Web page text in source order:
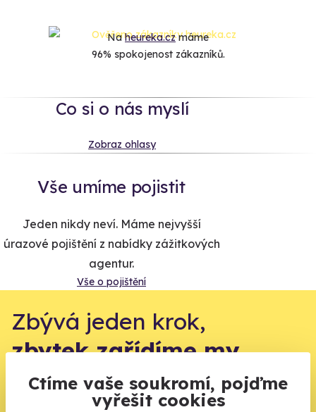
Ctíme vaše soukromí, pojďme
vyřešit cookies
Naheureka.czmáme
96% spokojenost zákazníků.
Co si o nás myslí
Zobraz ohlasy
Vše umíme pojistit
Jeden nikdy neví. Máme nejvyšší
úrazové pojištění z nabídky zážitkových
agentur.
Vše o pojištění
Zbývá jeden krok,
zbytek zařídíme my
Váš e-mail je vstupenka do světa, kde se žije naplno. Pojďte